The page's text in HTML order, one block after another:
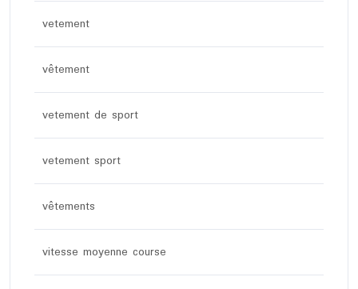
vetement
vêtement
vetement de sport
vetement sport
vêtements
vitesse moyenne course